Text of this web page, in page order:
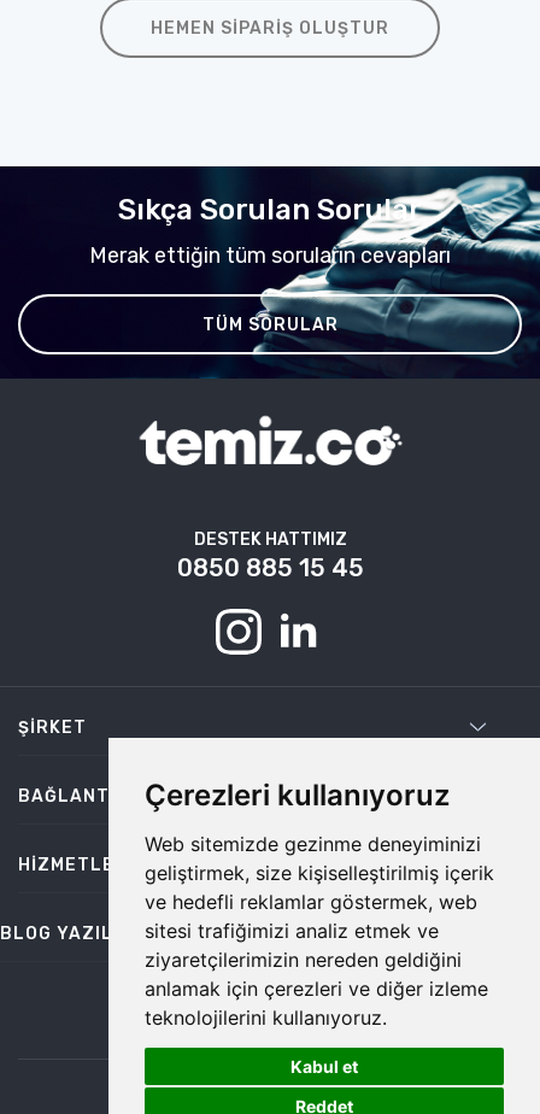
Çerezleri kullanıyoruz
Web sitemizde gezinme deneyiminizi
geliştirmek, size kişiselleştirilmiş içerik
ve hedefli reklamlar göstermek, web
sitesi trafiğimizi analiz etmek ve
ziyaretçilerimizin nereden geldiğini
anlamak için çerezleri ve diğer izleme
teknolojilerini kullanıyoruz.
Kabul et
Reddet
HEMEN SIPARIŞ OLUŞTUR
Sıkça Sorulan Sorular
Merak ettiğin tüm soruların cevapları
TÜM SORULAR
DESTEK HATTIMIZ
0850 885 15 45
ŞIRKET
BAĞLANTILAR
HIZMETLER
BLOG YAZILARI
bilgi@temiz.co
©2026 Temiz, Her Hakkı Saklıdır.